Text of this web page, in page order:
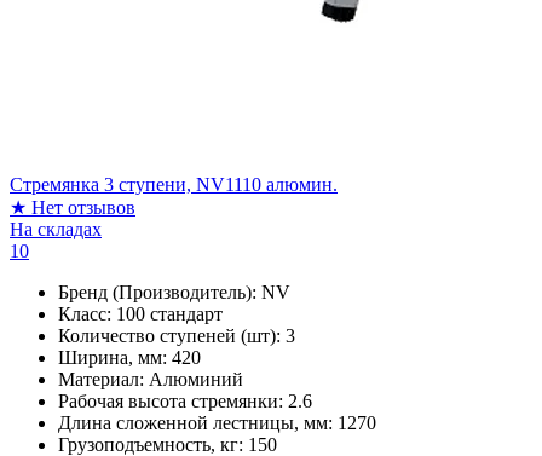
Стремянка 3 ступени, NV1110 алюмин.
★ Нет отзывов
На складах
10
Бренд (Производитель): NV
Класс: 100 стандарт
Количество ступеней (шт): 3
Ширина, мм: 420
Материал: Алюминий
Рабочая высота стремянки: 2.6
Длина сложенной лестницы, мм: 1270
Грузоподъемность, кг: 150